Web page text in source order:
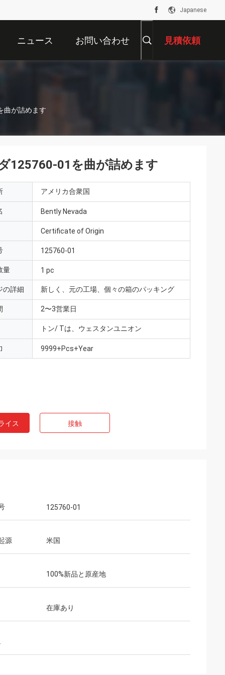
Japanese
ニュース お問い合わせ 見積依頼
曲が詰めます
125760-01を曲が詰めます
アメリカ合衆国
Bently Nevada
Certificate of Origin
125760-01
量 1 pc
の詳細 新しく、元の工場、個々の箱のパッキング
2〜3営業日
トン/ Tは、ウェスタンユニオン
9999+Pcs+Year
イス 接触
125760-01
源 米国
100%新品と原産地
在庫あり